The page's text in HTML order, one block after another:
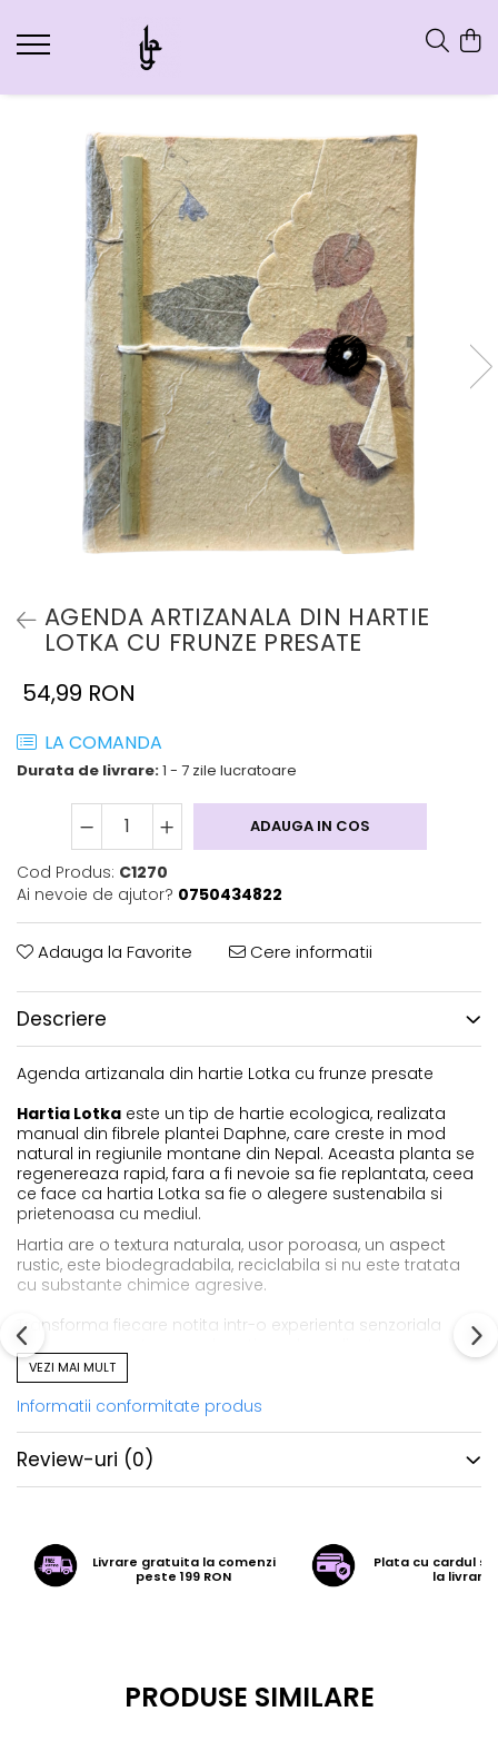
AGENDA ARTIZANALA DIN HARTIE
LOTKA CU FRUNZE PRESATE
54,99 RON
LA COMANDA
Durata de livrare:1 - 7 zile lucratoare
ADAUGA IN COS
Cod Produs: C1270
Ai nevoie de ajutor? 0750434822
Adauga la Favorite Cere informatii
Descriere
Agenda artizanala din hartie Lotka cu frunze presate
Hartia Lotka este un tip de hartie ecologica, realizata
manual din fibrele plantei Daphne, care creste in mod
natural in regiunile montane din Nepal. Aceasta planta se
regenereaza rapid, fara a fi nevoie sa fie replantata, ceea
ce face ca hartia Lotka sa fie o alegere sustenabila si
prietenoasa cu mediul.
Hartia are o textura naturala, usor poroasa, un aspect
rustic, este biodegradabila, reciclabila si nu este tratata
cu substante chimice agresive.
Transforma fiecare notita intr-o experienta senzoriala
unica cu aceasta agenda artizanala realizata manual din
hartieLotka, un material natural, sustenabil si complet
biodegradabil. Fiecare pagina poarta amprenta naturii,
iar coperta este decorata cufrunze naturale presate
Fiecare agenda este unica – frunzele alese manual sunt
presate cu grija, pastrandu-si forma si textura, aducand
apreciaza frumosul natural si lucrurile facute cu suflet.
Hartie Lotka 100% eco-friendly, produsa din fibrele
VEZI MAI MULT
Informatii conformitate produs
Review-uri (0)
Livrare gratuita la comenzi
peste 199 RON
Plata cu cardul
la livrare
PRODUSE SIMILARE